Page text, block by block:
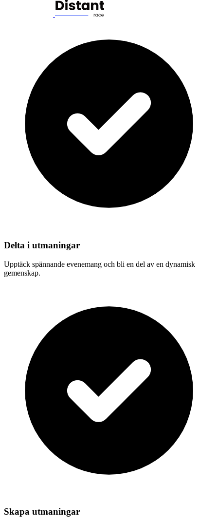
Delta i utmaningar
Upptäck spännande evenemang och bli en del av en dynamisk
gemenskap.
Skapa utmaningar